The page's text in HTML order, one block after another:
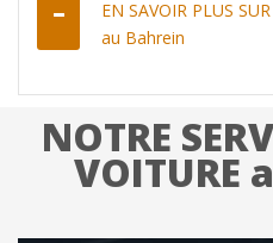
EN SAVOIR PLUS
au Bahrein
NOTRE
VOITURE